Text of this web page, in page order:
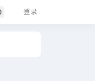
登录